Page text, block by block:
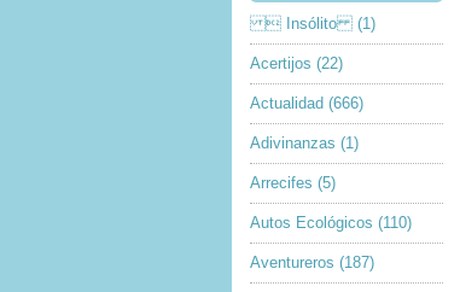
 Insólito (1)
Acertijos (22)
Actualidad (666)
Adivinanzas (1)
Arrecifes (5)
Autos Ecológicos (110)
Aventureros (187)